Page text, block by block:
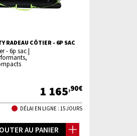
RADEAU CÔTIER - 6P SAC
- 6p sac |
1 165,90€
DÉLAI EN LIGNE : 15 JOURS
AU PANIER